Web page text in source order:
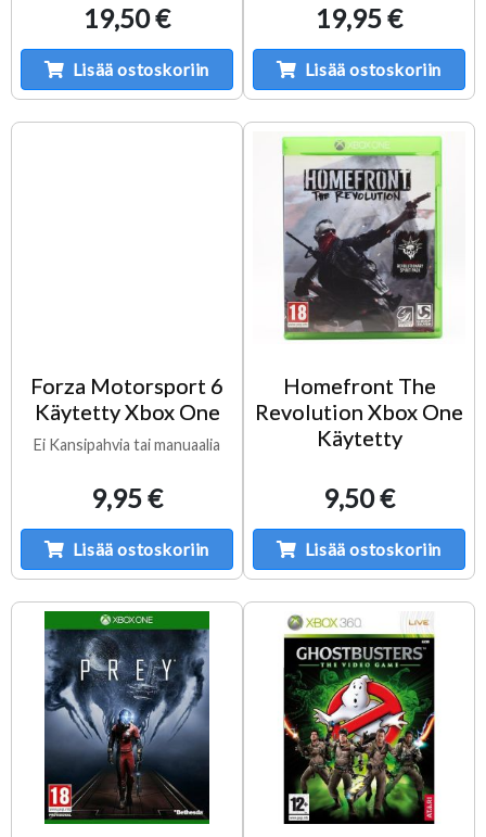
19,50 €
Lisää ostoskoriin
19,95 €
Lisää ostoskoriin
Forza Motorsport 6
Käytetty Xbox One
Ei Kansipahvia tai manuaalia
9,95 €
Lisää ostoskoriin
Homefront The
Revolution Xbox One
Käytetty
9,50 €
Lisää ostoskoriin